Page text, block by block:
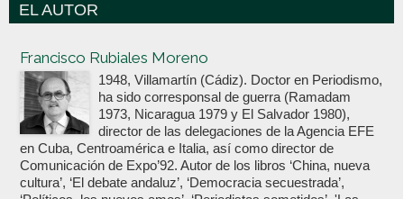
EL AUTOR
Francisco Rubiales Moreno
1948, Villamartín (Cádiz). Doctor en Periodismo,
ha sido corresponsal de guerra (Ramadam
1973, Nicaragua 1979 y El Salvador 1980),
director de las delegaciones de la Agencia EFE
en Cuba, Centroamérica e Italia, así como director de
Comunicación de Expo’92. Autor de los libros ‘China, nueva
cultura’, ‘El debate andaluz’, ‘Democracia secuestrada’,